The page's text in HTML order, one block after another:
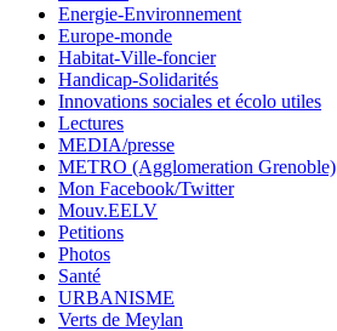
Energie-Environnement
Europe-monde
Habitat-Ville-foncier
Handicap-Solidarités
Innovations sociales et écolo utiles
Lectures
MEDIA/presse
METRO (Agglomeration Grenoble)
Mon Facebook/Twitter
Mouv.EELV
Petitions
Photos
Santé
URBANISME
Verts de Meylan